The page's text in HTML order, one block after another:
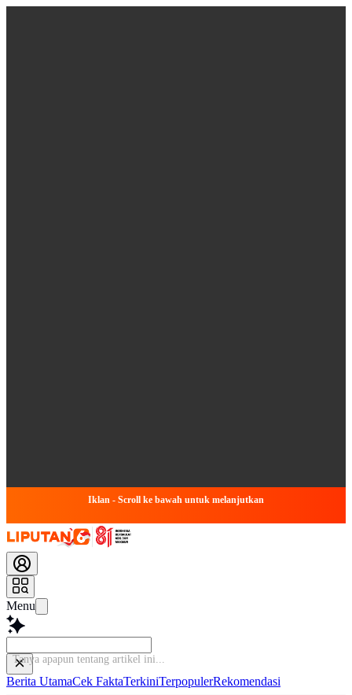
Iklan - Scroll ke bawah untuk melanjutkan
Menu
Tan
Berita UtamaCek FaktaTerkiniTerpopulerRekomendasi